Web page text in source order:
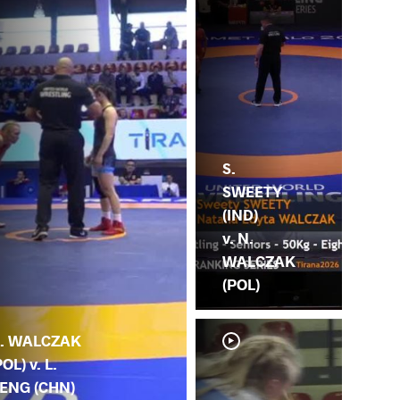
WALCZAK
v. L.
(CHN)
S.
SWEETY
(IND)
v. N.
WALCZAK
(POL)